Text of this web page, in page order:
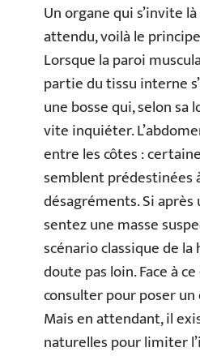
Un organe qui s’invite
attendu, voilà le
Lorsque la paroi
partie du tissu interne
une bosse qui, selon sa
vite inquiéter.
entre les côtes :
semblent prédestinées
désagréments. Si
sentez une masse
scénario classique de la
doute pas loin. Face à
consulter pour poser
Mais en attendant, il
naturelles pour limiter